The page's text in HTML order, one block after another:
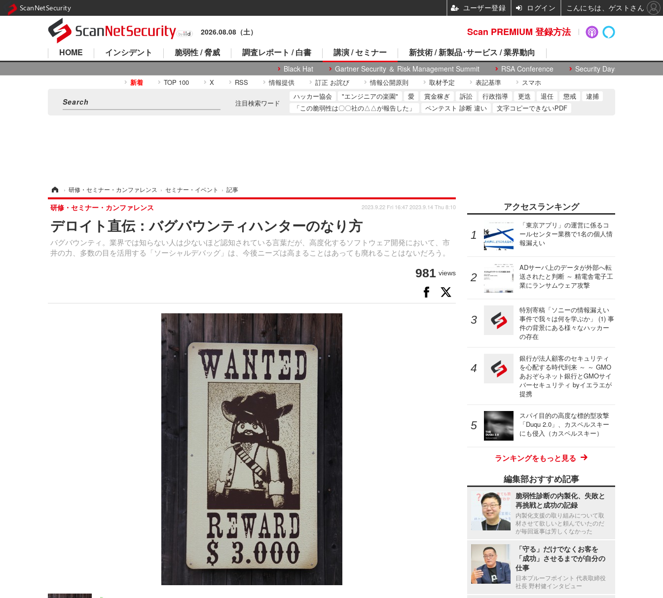
2026.08.08（土）
HOME インシデント 脆弱性 / 脅威 調査レポート / 白書 講演 / セミナー
Black Hat Gartner Security ＆ Risk Management Summit RSA Conference Security Days
新技術 / 新製品･サービス / 業界動向
新着 TOP 100 X RSS 情報提供 訂正 お詫び 情報公開原則 取材予定 表記基準 スマホ
注目検索ワード
ハッカー協会 "エンジニアの楽園" 愛 賞金稼ぎ 訴訟 行政指導 更迭 退任 懲戒
逮捕
「この脆弱性は〇〇社の△△が報告した」
ペンテスト 診断 違い 文字コピーできないPDF
› 研修・セミナー・カンファレンス › セミナー・イベント › 記事
デロイト直伝：バグバウンティハンターのなり方
バグバウンティ。業界では知らない人は少ないほど認知されている言葉だが、高度化するソフトウェア開発において、市
井の力、多数の目を活用する「ソーシャルデバッグ」は、今後ニーズは高まることはあっても廃れることはないだろう。
研修・セミナー・カンファレンス 2023.9.22 Fri 16:47 2023.9.14 Thu 8:10
981 views
アクセスランキング
「東京アプリ」の運営に係るコ
ールセンター業務で1名の個人情
報漏えい
ADサーバ上のデータが外部へ転
送されたと判断 ～ 精電舎電子工
業にランサムウェア攻撃
特別寄稿「ソニーの情報漏えい
事件で我々は何を学ぶか」 (1) 事
件の背景にある様々なハッカー
の存在
銀行が法人顧客のセキュリティ
を心配する時代到来 ～ ～ GMO
あおぞらネット銀行とGMOサイ
バーセキュリティ byイエラエが
提携
スパイ目的の高度な標的型攻撃
「Duqu 2.0」、カスペルスキー
にも侵入（カスペルスキー）
ランキングをもっと見る
編集部おすすめ記事
脆弱性診断の内製化、失敗と
再挑戦と成功の記録
内製化支援の取り組みについて取
材させて欲しいと頼んでいたのだ
が毎回返事は芳しくなかった
「守る」だけでなくお客を
「成功」させるまでが自分の
仕事
日本プルーフポイント 代表取締役
社長 野村健インタビュー
Scan PREMIUM 登録方法
ScanNetSecurity ユーザー登録 ログイン こんにちは、ゲストさん